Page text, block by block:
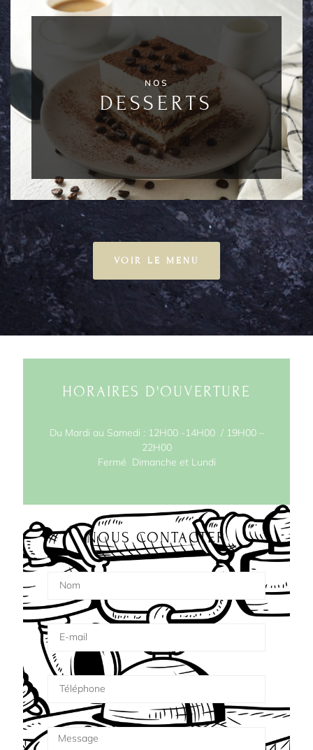
NOS
DESSERTS
VOIR LE MENU
HORAIRES D'OUVERTURE
Du Mardi au Samedi : 12H00 -14H00 / 19H00 –
22H00
Fermé Dimanche et Lundi
NOUS CONTACTER